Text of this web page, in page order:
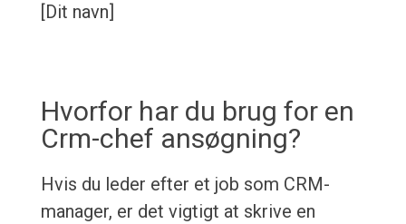
[Dit navn]
Hvorfor har du brug for en
Crm-chef ansøgning?
Hvis du leder efter et job som CRM-
manager, er det vigtigt at skrive en